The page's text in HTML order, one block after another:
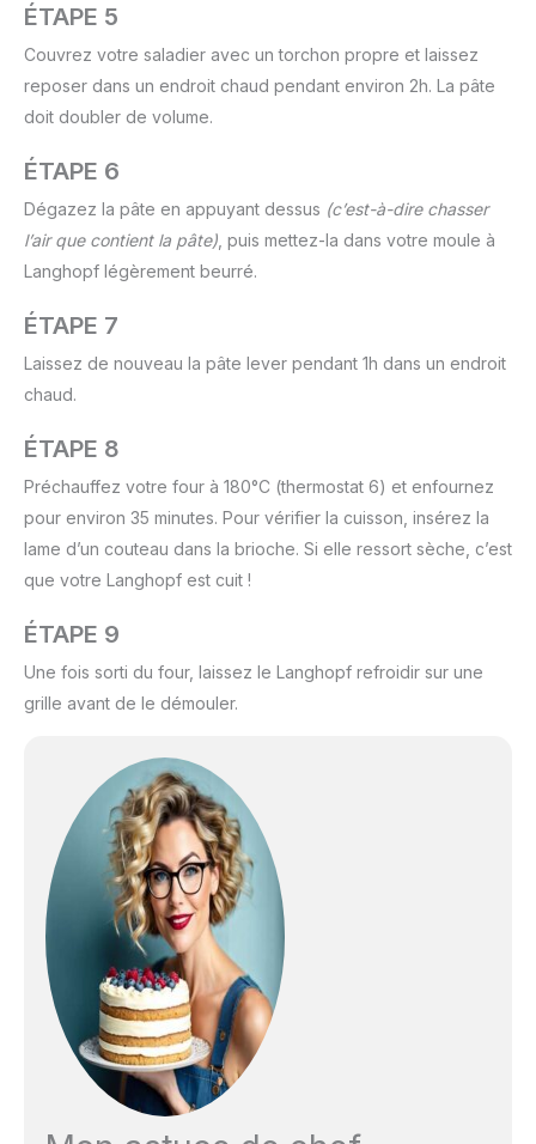
ÉTAPE 5
Couvrez votre saladier avec un torchon propre et laissez
reposer dans un endroit chaud pendant environ 2h. La pâte
doit doubler de volume.
ÉTAPE 6
Dégazez la pâte en appuyant dessus (c’est-à-dire chasser
l’air que contient la pâte) , puis mettez-la dans votre moule à
Langhopf légèrement beurré.
ÉTAPE 7
Laissez de nouveau la pâte lever pendant 1h dans un endroit
chaud.
ÉTAPE 8
Préchauffez votre four à 180°C (thermostat 6) et enfournez
pour environ 35 minutes. Pour vérifier la cuisson, insérez la
lame d’un couteau dans la brioche. Si elle ressort sèche, c’est
que votre Langhopf est cuit !
ÉTAPE 9
Une fois sorti du four, laissez le Langhopf refroidir sur une
grille avant de le démouler.